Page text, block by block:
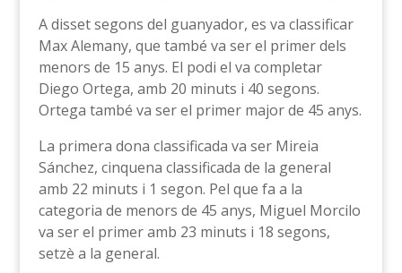
A disset segons del guanyador, es va classificar
Max Alemany, que també va ser el primer dels
menors de 15 anys. El podi el va completar
Diego Ortega, amb 20 minuts i 40 segons.
Ortega també va ser el primer major de 45 anys.
La primera dona classificada va ser Mireia
Sánchez, cinquena classificada de la general
amb 22 minuts i 1 segon. Pel que fa a la
categoria de menors de 45 anys, Miguel Morcilo
va ser el primer amb 23 minuts i 18 segons,
setzè a la general.